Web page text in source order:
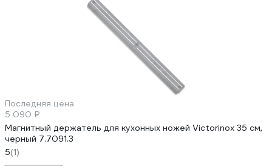
Последняя цена
5 090 ₽
Магнитный держатель для кухонных ножей Victorinox 35 см,
черный 7.7091.3
5(1)